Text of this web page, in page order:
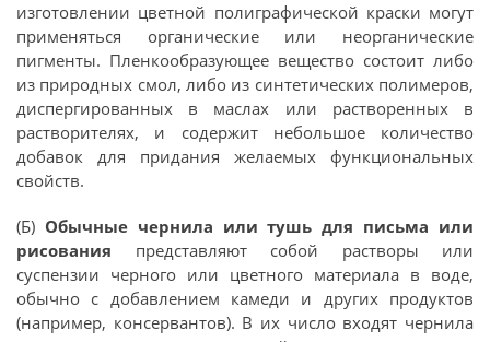
изготовлении цветной полиграфической краски могут
применяться органические или неорганические
пигменты. Пленкообразующее вещество состоит либо
из природных смол, либо из синтетических полимеров,
диспергированных в маслах или растворенных в
растворителях, и содержит небольшое количество
добавок для придания желаемых функциональных
свойств.
(Б) Обычные чернила или тушь для письма или
рисования представляют собой растворы или
суспензии черного или цветного материала в воде,
обычно с добавлением камеди и других продуктов
(например, консервантов). В их число входят чернила